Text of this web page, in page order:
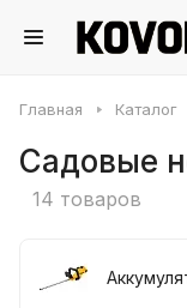
Главная Каталог
Садовые
14 товаров